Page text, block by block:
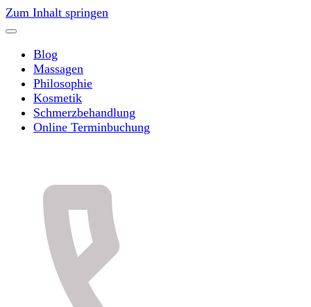
Zum Inhalt springen
Blog
Massagen
Philosophie
Kosmetik
Schmerzbehandlung
Online Terminbuchung